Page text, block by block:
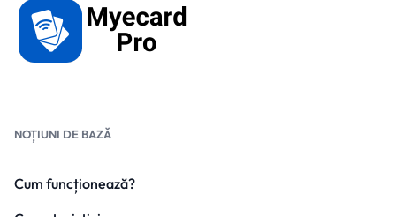
NOȚIUNI DE BAZĂ
Cum funcționează?